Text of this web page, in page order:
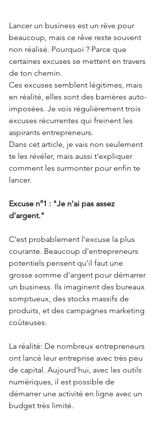
Lancer un business est un rêve pour
beaucoup, mais ce rêve reste souvent
non réalisé. Pourquoi ? Parce que
certaines excuses se mettent en travers
de ton chemin.
Ces excuses semblent légitimes, mais
en réalité, elles sont des barrières auto-
imposées. Je vois régulièrement trois
excuses récurrentes qui freinent les
aspirants entrepreneurs.
Dans cet article, je vais non seulement
te les révéler, mais aussi t'expliquer
comment les surmonter pour enfin te
lancer.
Excuse n°1 : "Je n'ai pas assez
d'argent."
C'est probablement l'excuse la plus
courante. Beaucoup d'entrepreneurs
potentiels pensent qu'il faut une
grosse somme d'argent pour démarrer
un business. Ils imaginent des bureaux
somptueux, des stocks massifs de
produits, et des campagnes marketing
coûteuses.
La réalité: De nombreux entrepreneurs
ont lancé leur entreprise avec très peu
de capital. Aujourd'hui, avec les outils
numériques, il est possible de
démarrer une activité en ligne avec un
budget très limité.